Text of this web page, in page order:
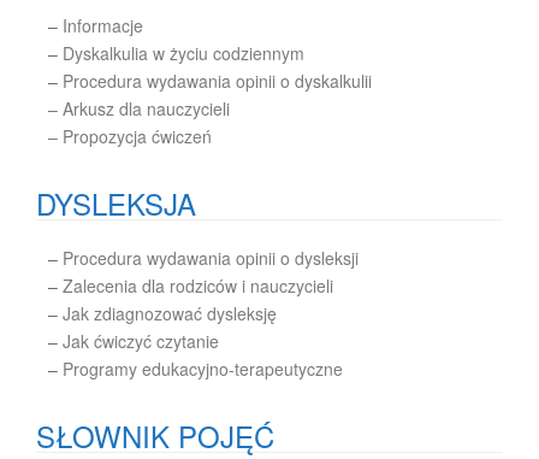
– Informacje
– Dyskalkulia w życiu codziennym
– Procedura wydawania opinii o dyskalkulii
– Arkusz dla nauczycieli
– Propozycja ćwiczeń
DYSLEKSJA
– Procedura wydawania opinii o dysleksji
– Zalecenia dla rodziców i nauczycieli
– Jak zdiagnozować dysleksję
– Jak ćwiczyć czytanie
– Programy edukacyjno-terapeutyczne
SŁOWNIK POJĘĆ